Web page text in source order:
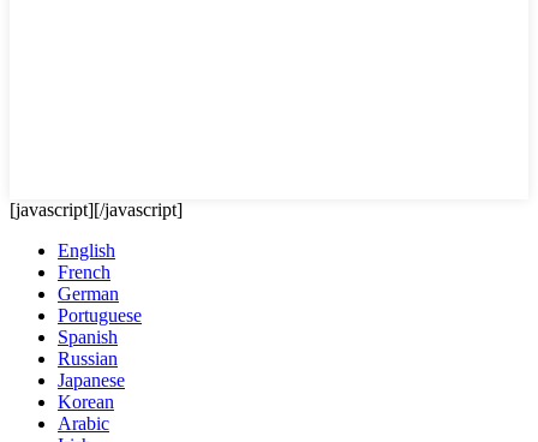
[javascript][/javascript]
English
French
German
Portuguese
Spanish
Russian
Japanese
Korean
Arabic